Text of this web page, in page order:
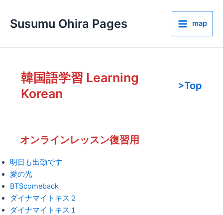
Susumu Ohira Pages
Main
map
韓国語学習 Learning
Korean
>Top
オンラインレッスン復習用
明日も出勤です
愛の光
BTScomeback
ダイナマイトキス２
ダイナマイトキス１